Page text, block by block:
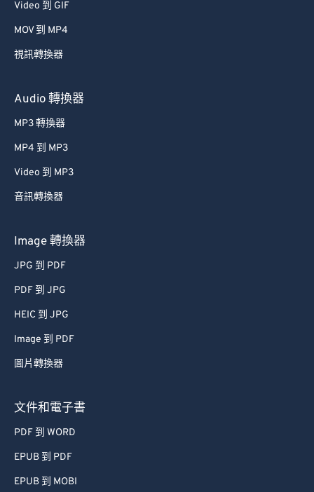
Video 到 GIF
MOV 到 MP4
視訊轉換器
Audio 轉換器
MP3 轉換器
MP4 到 MP3
Video 到 MP3
音訊轉換器
Image 轉換器
JPG 到 PDF
PDF 到 JPG
HEIC 到 JPG
Image 到 PDF
圖片轉換器
文件和電子書
PDF 到 WORD
EPUB 到 PDF
EPUB 到 MOBI